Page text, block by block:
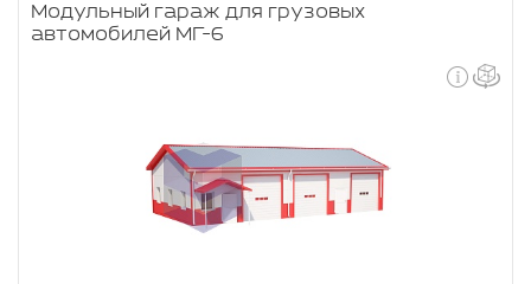
Модульный гараж для грузовых
автомобилей МГ-6